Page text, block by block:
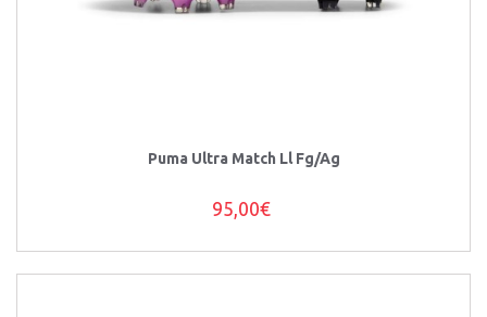
Puma Ultra Match Ll Fg/Ag
95,00€